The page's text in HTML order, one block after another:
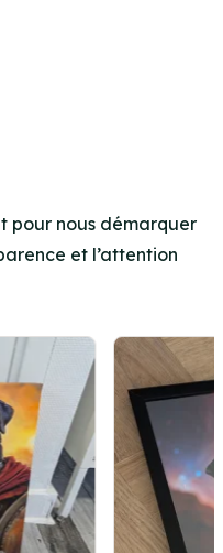
pour nous démarquer
et l’attention